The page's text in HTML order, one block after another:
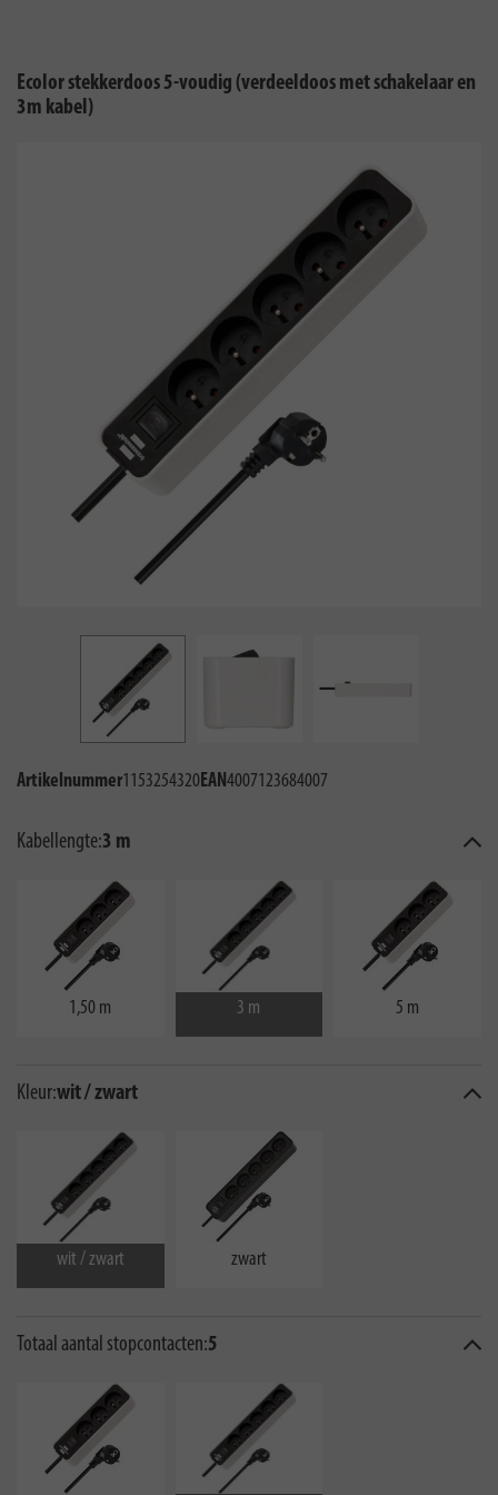
Ecolor stekkerdoos 5-voudig (verdeeldoos met schakelaar en
3m kabel)
Artikelnummer1153254320EAN4007123684007
Kabellengte:3 m
1,50 m 3 m 5 m
Kleur:wit / zwart
wit / zwart zwart
Totaal aantal stopcontacten:5